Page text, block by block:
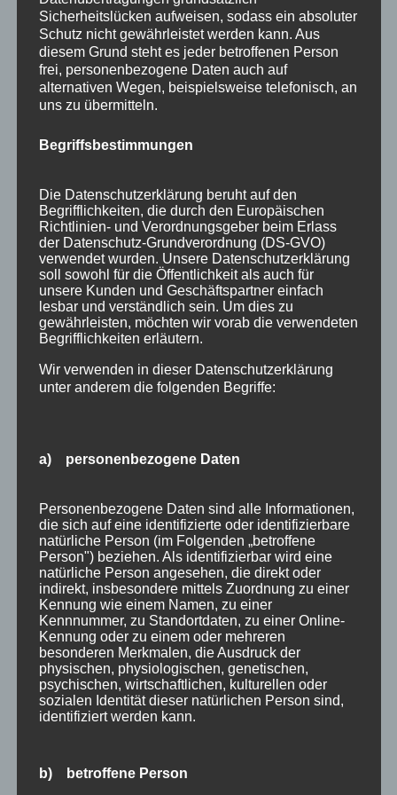
Haus Partale
Info
Oberstdorf
Stellenangebot
Traveller Review Award
Veranstaltungstipp
Wintersport
Bei uns…
BERGBAHN UNLIMITED
Ausgezeichnet von KAYAK
Sicherheitslücken aufweisen, sodass ein absoluter
Schutz nicht gewährleistet werden kann. Aus
diesem Grund steht es jeder betroffenen Person
frei, personenbezogene Daten auch auf
alternativen Wegen, beispielsweise telefonisch, an
uns zu übermitteln.
Begriffsbestimmungen
Die Datenschutzerklärung beruht auf den
Begrifflichkeiten, die durch den Europäischen
Richtlinien- und Verordnungsgeber beim Erlass
der Datenschutz-Grundverordnung (DS-GVO)
verwendet wurden. Unsere Datenschutzerklärung
soll sowohl für die Öffentlichkeit als auch für
unsere Kunden und Geschäftspartner einfach
lesbar und verständlich sein. Um dies zu
gewährleisten, möchten wir vorab die verwendeten
Begrifflichkeiten erläutern.
Wir verwenden in dieser Datenschutzerklärung
unter anderem die folgenden Begriffe:
a) personenbezogene Daten
Personenbezogene Daten sind alle Informationen,
die sich auf eine identifizierte oder identifizierbare
natürliche Person (im Folgenden „betroffene
Person") beziehen. Als identifizierbar wird eine
natürliche Person angesehen, die direkt oder
indirekt, insbesondere mittels Zuordnung zu einer
Kennung wie einem Namen, zu einer
Kennnummer, zu Standortdaten, zu einer Online-
Kennung oder zu einem oder mehreren
besonderen Merkmalen, die Ausdruck der
physischen, physiologischen, genetischen,
psychischen, wirtschaftlichen, kulturellen oder
sozialen Identität dieser natürlichen Person sind,
identifiziert werden kann.
b) betroffene Person